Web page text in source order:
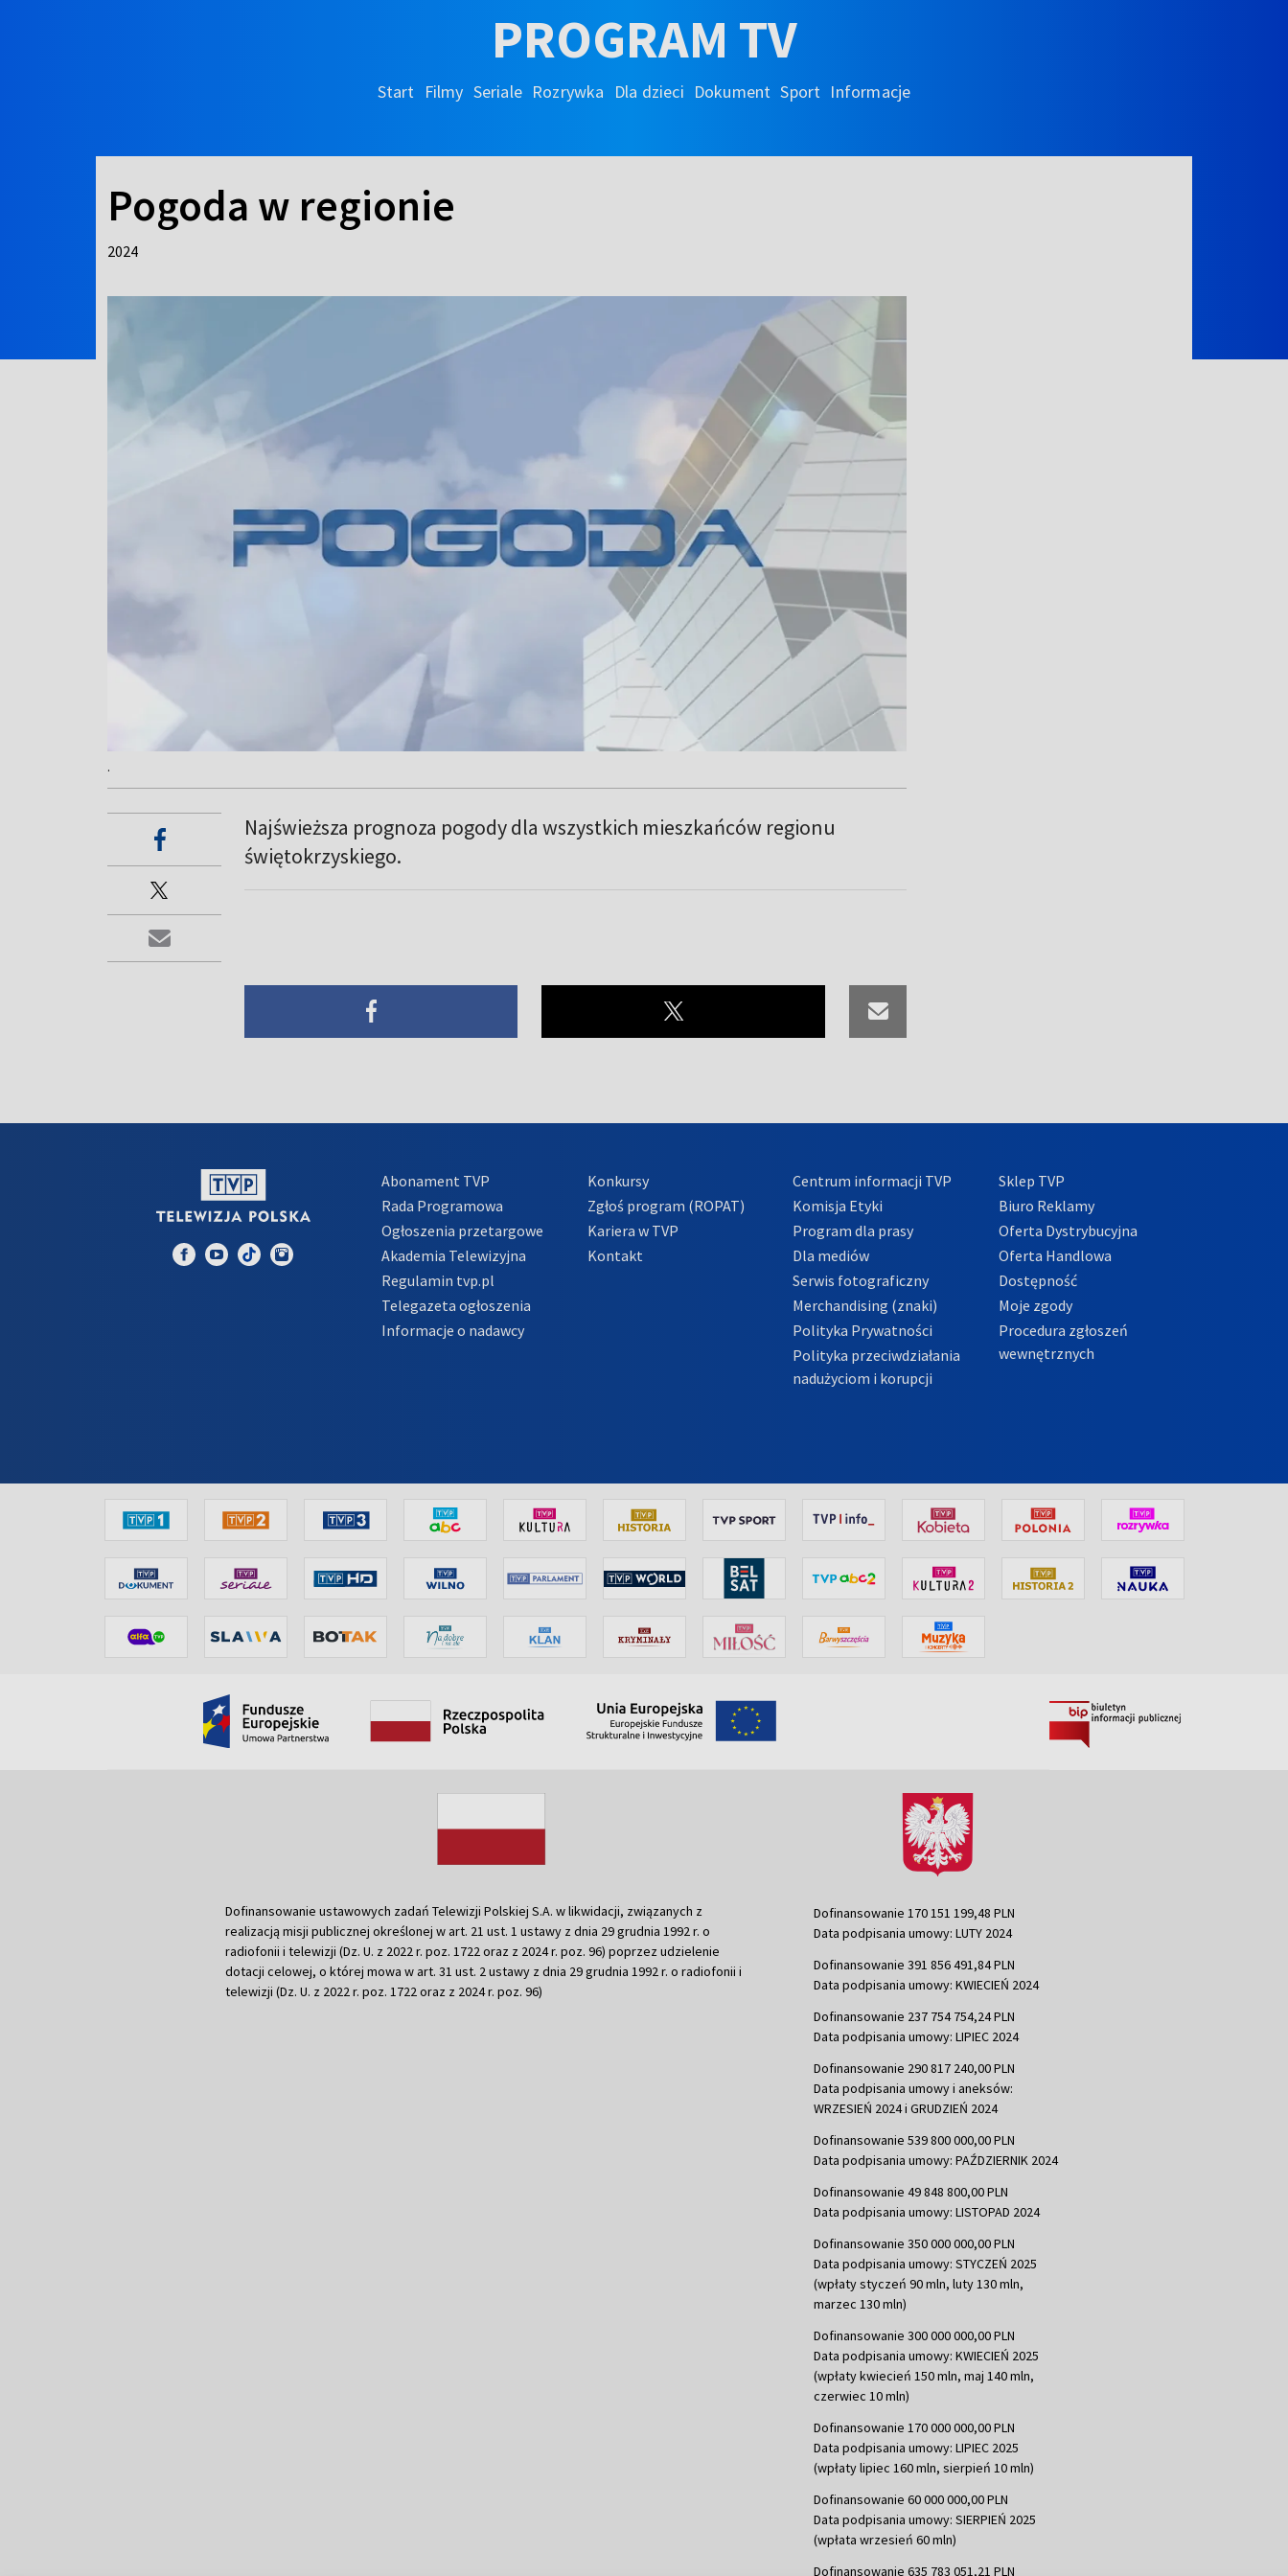
PROGRAM TV
Start Filmy Seriale Rozrywka Dla dzieci Dokument Sport Informacje
Pogoda w regionie
2024
.
Najświeższa prognoza pogody dla wszystkich mieszkańców regionu
świętokrzyskiego.
Abonament TVP
Rada Programowa
Ogłoszenia przetargowe
Akademia Telewizyjna
Regulamin tvp.pl
Telegazeta ogłoszenia
Informacje o nadawcy
Konkursy
Zgłoś program (ROPAT)
Kariera w TVP
Kontakt
Centrum informacji TVP
Komisja Etyki
Program dla prasy
Dla mediów
Serwis fotograficzny
Merchandising (znaki)
Polityka Prywatności
Polityka przeciwdziałania
nadużyciom i korupcji
Sklep TVP
Biuro Reklamy
Oferta Dystrybucyjna
Oferta Handlowa
Dostępność
Moje zgody
Procedura zgłoszeń
wewnętrznych
Dofinansowanie ustawowych zadań Telewizji Polskiej S.A. w likwidacji, związanych z
realizacją misji publicznej określonej w art. 21 ust. 1 ustawy z dnia 29 grudnia 1992 r. o
radiofonii i telewizji (Dz. U. z 2022 r. poz. 1722 oraz z 2024 r. poz. 96) poprzez udzielenie
dotacji celowej, o której mowa w art. 31 ust. 2 ustawy z dnia 29 grudnia 1992 r. o radiofonii i
telewizji (Dz. U. z 2022 r. poz. 1722 oraz z 2024 r. poz. 96)
Dofinansowanie 170 151 199,48 PLN
Data podpisania umowy: LUTY 2024
Dofinansowanie 391 856 491,84 PLN
Data podpisania umowy: KWIECIEŃ 2024
Dofinansowanie 237 754 754,24 PLN
Data podpisania umowy: LIPIEC 2024
Dofinansowanie 290 817 240,00 PLN
Data podpisania umowy i aneksów:
WRZESIEŃ 2024 i GRUDZIEŃ 2024
Dofinansowanie 539 800 000,00 PLN
Data podpisania umowy: PAŹDZIERNIK 2024
Dofinansowanie 49 848 800,00 PLN
Data podpisania umowy: LISTOPAD 2024
Dofinansowanie 350 000 000,00 PLN
Data podpisania umowy: STYCZEŃ 2025
(wpłaty styczeń 90 mln, luty 130 mln,
marzec 130 mln)
Dofinansowanie 300 000 000,00 PLN
Data podpisania umowy: KWIECIEŃ 2025
(wpłaty kwiecień 150 mln, maj 140 mln,
czerwiec 10 mln)
Dofinansowanie 170 000 000,00 PLN
Data podpisania umowy: LIPIEC 2025
(wpłaty lipiec 160 mln, sierpień 10 mln)
Dofinansowanie 60 000 000,00 PLN
Data podpisania umowy: SIERPIEŃ 2025
(wpłata wrzesień 60 mln)
Dofinansowanie 635 783 051,21 PLN